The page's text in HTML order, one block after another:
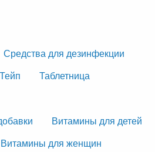
Средства для дезинфекции
Тейп
Таблетница
Витамины для детей
Витамины для женщин